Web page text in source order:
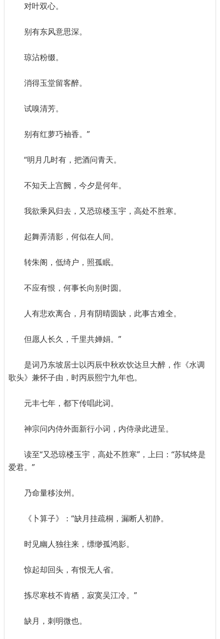
对叶双心。
别有东风意思深。
琼沾粉缀。
消得玉堂留客醉。
试嗅清芳。
别有红萝巧袖香。”
“明月几时有，把酒问青天。
不知天上宫阙，今夕是何年。
我欲乘风归去，又恐琼楼玉宇，高处不胜寒。
起舞弄清影，何似在人间。
转朱阁，低绮户，照孤眠。
不应有恨，何事长向别时圆。
人有悲欢离合，月有阴晴圆缺，此事古难全。
但愿人长久，千里共婵娟。”
是词乃东坡居士以丙辰中秋欢饮达旦大醉，作《水调
歌头》兼怀子由，时丙辰熙宁九年也。
元丰七年，都下传唱此词。
神宗问内侍外面新行小词，内侍录此进呈。
读至“又恐琼楼玉宇，高处不胜寒”，上曰：“苏轼终是
爱君。”
乃命量移汝州。
《卜算子》：“缺月挂疏桐，漏断人初静。
时见幽人独往来，缥缈孤鸿影。
惊起却回头，有恨无人省。
拣尽寒枝不肯栖，寂寞吴江冷。”
缺月，刺明微也。